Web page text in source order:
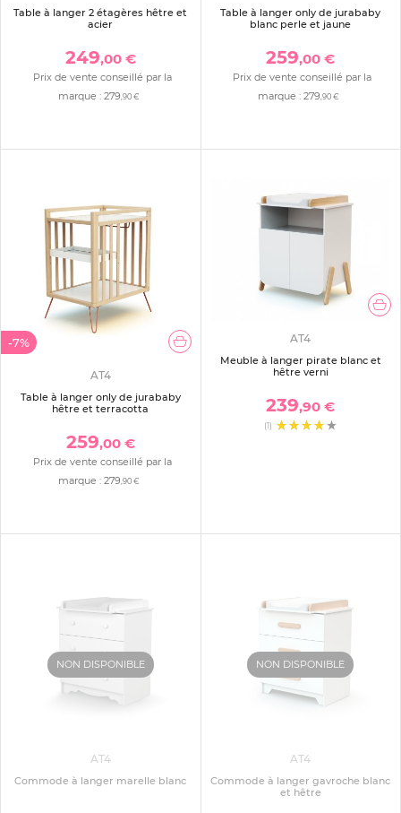
Table à langer 2 étagères hêtre et
acier
249,00 €
Prix de vente conseillé par la
marque : 279,90 €
Table à langer only de jurababy
blanc perle et jaune
259,00 €
Prix de vente conseillé par la
marque :279,90 €
-7%
AT4
Table à langer only de jurababy
hêtre et terracotta
259,00 €
Prix de vente conseillé par la
marque : 279 ,90 €
AT4
Meuble à langer pirate blanc et
hêtre verni
239,90 €
(1)
NON DISPONIBLE
AT4
Commode à langer marelle blanc
NON DISPONIBLE
AT4
Commode à langer gavroche blanc
et hêtre